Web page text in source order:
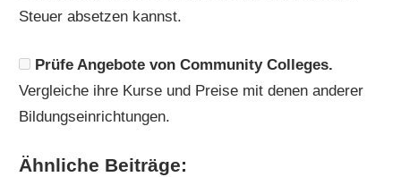
Steuer absetzen kannst.
Prüfe Angebote von Community Colleges.
Vergleiche ihre Kurse und Preise mit denen anderer
Bildungseinrichtungen.
Ähnliche Beiträge: